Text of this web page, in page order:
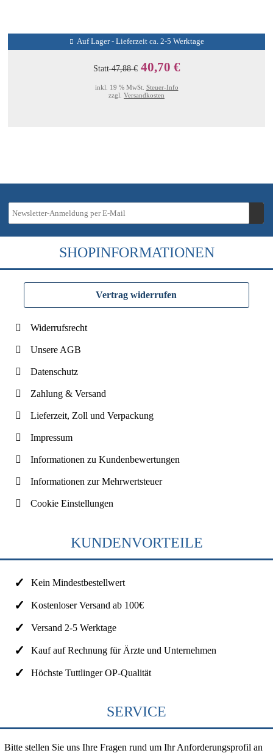
Auf Lager - Lieferzeit ca. 2-5 Werktage
Statt47,88 € 40,70 €
inkl. 19 % MwSt. Steuer-Info
zzgl. Versandkosten
SHOPINFORMATIONEN
Vertrag widerrufen
Widerrufsrecht
Unsere AGB
Datenschutz
Zahlung & Versand
Lieferzeit, Zoll und Verpackung
Impressum
Informationen zu Kundenbewertungen
Informationen zur Mehrwertsteuer
Cookie Einstellungen
KUNDENVORTEILE
Kein Mindestbestellwert
Kostenloser Versand ab 100€
Versand 2-5 Werktage
Kauf auf Rechnung für Ärzte und Unternehmen
Höchste Tuttlinger OP-Qualität
SERVICE
Bitte stellen Sie uns Ihre Fragen rund um Ihr Anforderungsprofil an